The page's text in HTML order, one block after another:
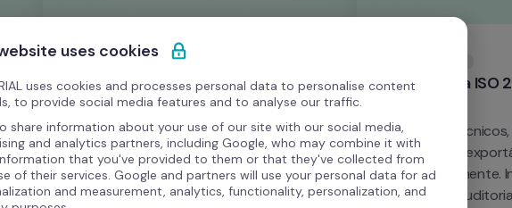
Endpoint Protection
Deteta ameaças e atua à distância
Identifica dispositivos com cifragem
inativa, patches pendentes ou acessos
não autorizados. Integrado com
ThreatDown e SentinelOne. Bloqueio ou
apagamento remoto em segundos.
Pronto para ISO
Controlos
e evidências
automaticamente.
Drata para
uses cookies
uses cookies and processes personal data to personalise content
to provide social media features and to analyse our traffic.
share information about your use of our site with our social media,
and analytics partners, including Google, who may combine it with
that you've provided to them or that they've collected from
of their services. Google and partners will use your personal data for ad
and measurement, analytics, functionality, personalization, and